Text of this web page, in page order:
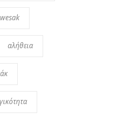
wesak
αλήθεια